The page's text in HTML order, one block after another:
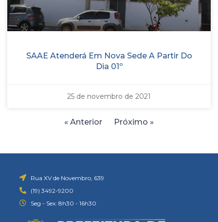
SAAE Atenderá Em Nova Sede A Partir Do
Dia 01º
25 de novembro de 2021
« Anterior Próximo »
Rua XV de Novembro, 639
(19) 3492-9200
Seg - Sex: 8h30 - 16h30